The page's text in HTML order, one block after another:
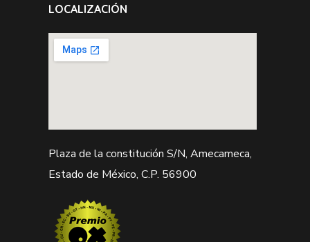
LOCALIZACIÓN
Plaza de la constitución S/N, Amecameca,
Estado de México, C.P. 56900